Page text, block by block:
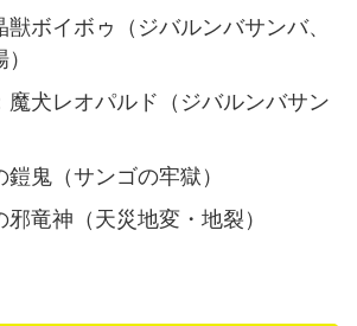
ボイボゥ（ジバルンバサンバ、
魔犬レオパルド（ジバルンバサン
鬼（サンゴの牢獄）
竜神（天災地変・地裂）